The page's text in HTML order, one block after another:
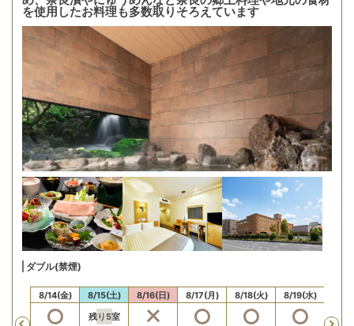
を使用したお料理も多数取りそろえています
ダブル(禁煙)
8/14(金)
8/15(土)
残り 5室
8/16(日) 8/17(月) 8/18(火) 8/19(水)